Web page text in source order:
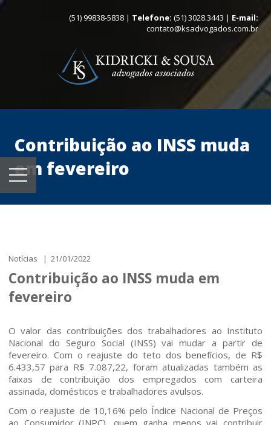
(51) 99838-5838 | Telefone: (51) 3028.3443 | E-mail:
contato@ksadvogados.com.br
Contribuição ao INSS muda
em fevereiro
Notícias | 21/01/2022
Contribuição ao INSS muda em
fevereiro
O valor das contribuições dos trabalhadores ao Instituto
Nacional do Seguro Social (INSS) vai mudar a partir de
fevereiro. Com o reajuste do teto dos benefícios, de R$
6.433,57 para R$ 7.087,22, foram atualizadas também as
faixas de contribuição dos empregados com carteira
assinada, domésticos e trabalhadores avulsos.
Com o reajuste de 10,16% pelo Índice Nacional de Preços
ao Consumidor (INPC), quem ganha menos vai contribuir